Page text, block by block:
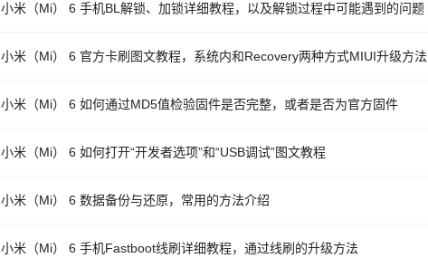
小米（Mi） 6 手机BL解锁、加锁详细教程，以及解锁过程中可能遇到的问题
小米（Mi） 6 官方卡刷图文教程，系统内和Recovery两种方式MIUI升级方法
小米（Mi） 6 如何通过MD5值检验固件是否完整，或者是否为官方固件
小米（Mi） 6 如何打开“开发者选项”和“USB调试”图文教程
小米（Mi） 6 数据备份与还原，常用的方法介绍
小米（Mi） 6 手机Fastboot线刷详细教程，通过线刷的升级方法